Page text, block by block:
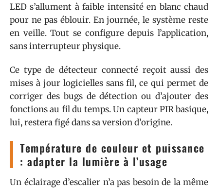
LED s’allument à faible intensité en blanc chaud
pour ne pas éblouir. En journée, le système reste
en veille. Tout se configure depuis l’application,
sans interrupteur physique.
Ce type de détecteur connecté reçoit aussi des
mises à jour logicielles sans fil, ce qui permet de
corriger des bugs de détection ou d’ajouter des
fonctions au fil du temps. Un capteur PIR basique,
lui, restera figé dans sa version d’origine.
Température de couleur et puissance
: adapter la lumière à l’usage
Un éclairage d’escalier n’a pas besoin de la même